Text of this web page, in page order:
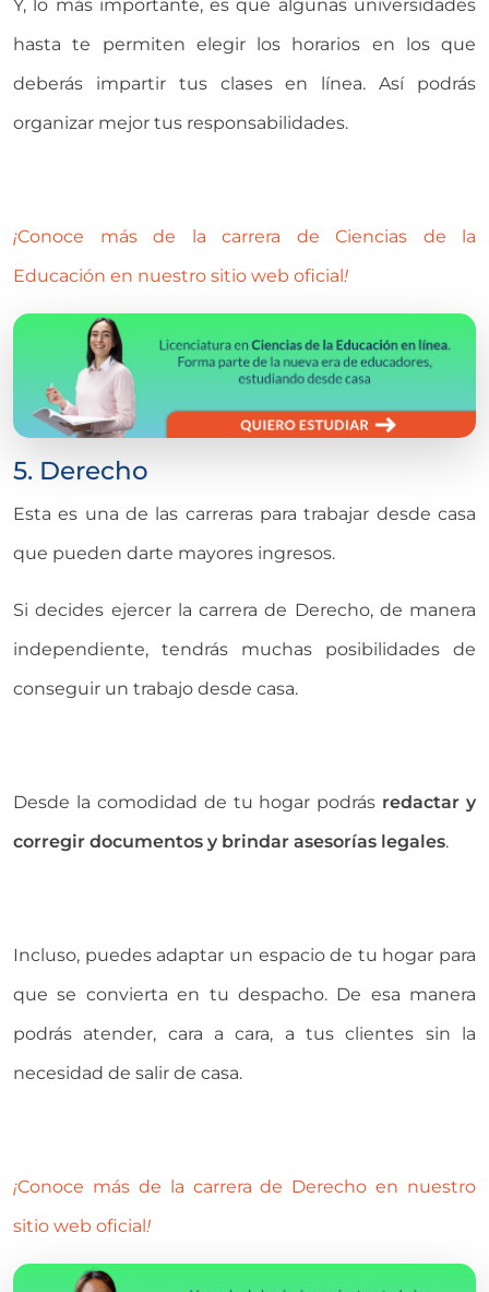
Y, lo más importante, es que algunas universidades
hasta te permiten elegir los horarios en los que
deberás impartir tus clases en línea. Así podrás
organizar mejor tus responsabilidades.
¡Conoce más de la carrera de Ciencias de la
Educación en nuestro sitio web oficial !
5. Derecho
Esta es una de las carreras para trabajar desde casa
que pueden darte mayores ingresos.
Si decides ejercer la carrera de Derecho, de manera
independiente, tendrás muchas posibilidades de
conseguir un trabajo desde casa.
Desde la comodidad de tu hogar podrás redactar y
corregir documentos y brindar asesorías legales.
Incluso, puedes adaptar un espacio de tu hogar para
que se convierta en tu despacho. De esa manera
podrás atender, cara a cara, a tus clientes sin la
necesidad de salir de casa.
¡Conoce más de la carrera de Derecho en nuestro
sitio web oficial!